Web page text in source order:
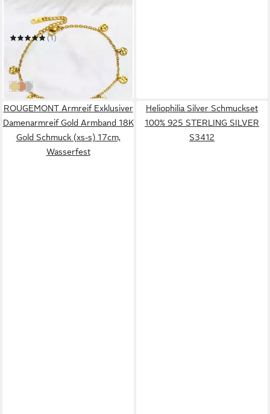
KIM JOHANSON
Schmuckset Mond
(1)
32,99 €
-45%
in 4-5 Werktagen bei dir
GoldRosegold
Silber
ROUGEMONT Armreif Exklusiver
Damenarmreif Gold Armband 18K
Gold Schmuck (xs-s) 17cm,
Wasserfest
Heliophilia Silver Schmuckset
100% 925 STERLING SILVER
S3412